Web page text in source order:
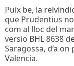
Puix be, la
que Prudentius
com al lloc del
versio BHL 8638
Saragossa, d’a
Valencia.